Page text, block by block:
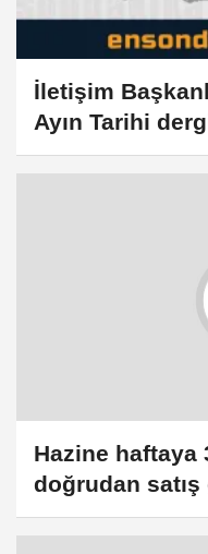
İletişim
Ayın Tarihi
yayımlandı
Hazine haftaya
doğrudan